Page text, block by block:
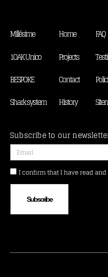
Millésime
1OAK Unico
BESPOKE
Shark system
Home
Projects
Contact
History
FAQ
Subscribe to our
I confirm that I have read
Subscribe